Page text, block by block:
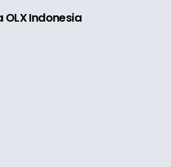
OLX Indonesia